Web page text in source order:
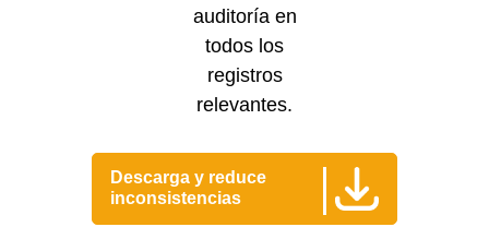
auditoría en
todos los
registros
relevantes.
Descarga y reduce
inconsistencias